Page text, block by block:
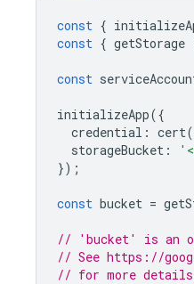
const {
const { getStorage
const
initializeApp({
credential : cert(
storageBucket :
});
const bucket =
// 'bucket' is an
// See https://
// for more